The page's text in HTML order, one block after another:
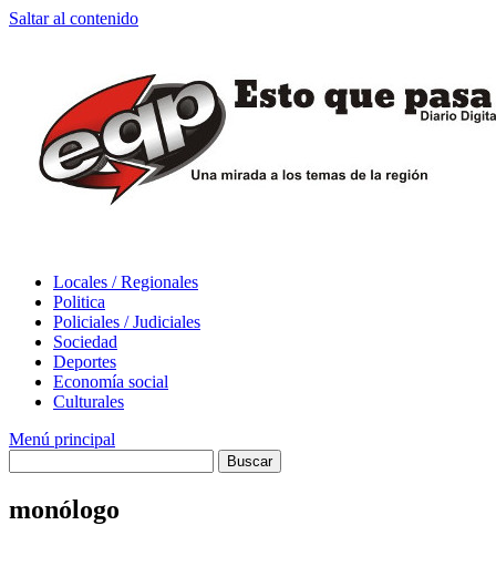
Saltar al contenido
Locales / Regionales
Politica
Policiales / Judiciales
Sociedad
Deportes
Economía social
Culturales
Menú principal
monólogo